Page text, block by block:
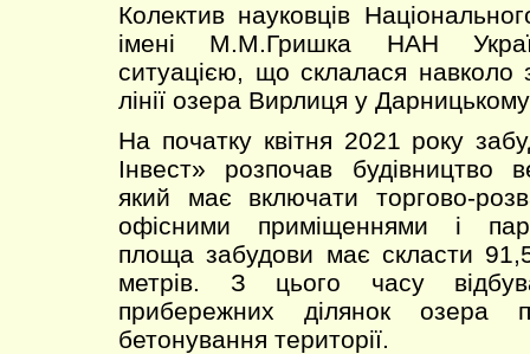
Колектив науковців
імені М.М.Гришка НАН
ситуацією, що склалася навколо
лінії озера Вирлиця у
На початку квітня 2021 року
Інвест» розпочав будівництво
який має включати торгово-
офісними приміщеннями і
площа забудови має скласти
метрів. З цього часу
прибережних ділянок озера
бетонування території.